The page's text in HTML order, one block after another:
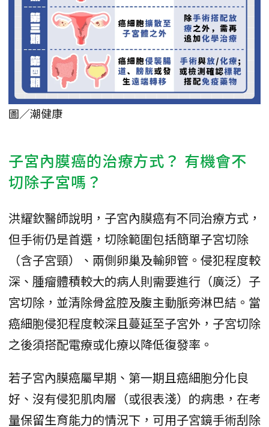
圖／潮健康
子宮內膜癌的治療方式？ 有機會不
切除子宮嗎？
洪耀欽醫師說明，子宮內膜癌有不同治療方式，
但手術仍是首選，切除範圍包括簡單子宮切除
（含子宮頸）、兩側卵巢及輸卵管。侵犯程度較
深、腫瘤體積較大的病人則需要進行（廣泛）子
宮切除，並清除骨盆腔及腹主動脈旁淋巴結。當
癌細胞侵犯程度較深且蔓延至子宮外，子宮切除
之後須搭配電療或化療以降低復發率。
若子宮內膜癌屬早期、第一期且癌細胞分化良
好、沒有侵犯肌肉層（或很表淺）的病患，在考
量保留生育能力的情況下，可用子宮鏡手術刮除